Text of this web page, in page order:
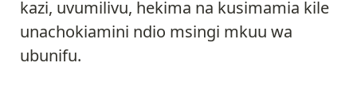
kazi, uvumilivu, hekima na kusimamia kile
unachokiamini ndio msingi mkuu wa
ubunifu.